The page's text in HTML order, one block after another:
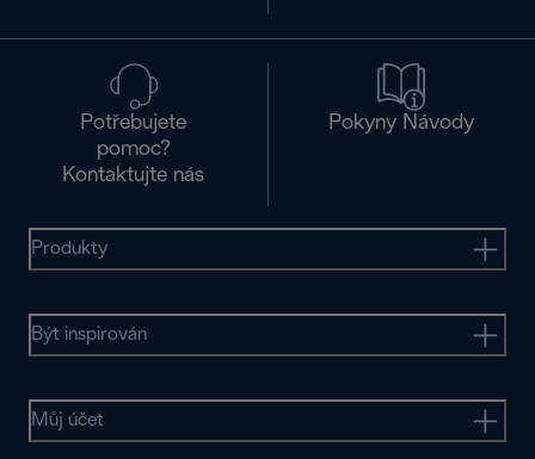
Potřebujete
pomoc?
Kontaktujte nás
Pokyny Návody
Produkty
Být inspirován
Můj účet